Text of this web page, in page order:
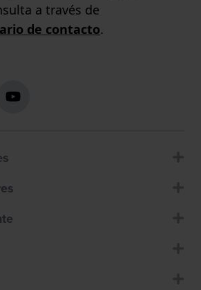
a través de
de contacto.